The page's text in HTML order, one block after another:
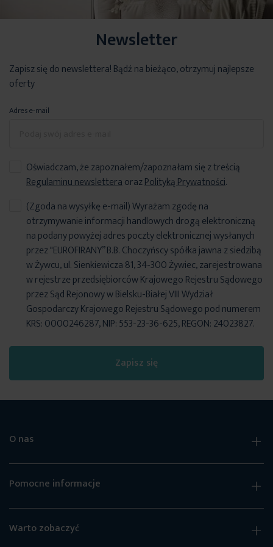
Newsletter
Zapisz się do newslettera! Bądź na bieżąco, otrzymuj najlepsze
oferty
Adres e-mail
Oświadczam, że zapoznałem/zapoznałam się z treścią
Regulaminu newsletteraorazPolityką Prywatności.
Zapisz się
(Zgoda na wysyłkę e-mail) Wyrażam zgodę na
otrzymywanie informacji handlowych drogą elektroniczną
na podany powyżej adres poczty elektronicznej wysłanych
przez "EUROFIRANY” B.B. Choczyńscy spółka jawna z siedzibą
w Żywcu, ul. Sienkiewicza 81, 34-300 Żywiec, zarejestrowana
w rejestrze przedsiębiorców Krajowego Rejestru Sądowego
przez Sąd Rejonowy w Bielsku-Białej VIII Wydział
Gospodarczy Krajowego Rejestru Sądowego pod numerem
KRS: 0000246287, NIP: 553-23-36-625, REGON: 24023827.
O nas
Pomocne informacje
Warto zobaczyć